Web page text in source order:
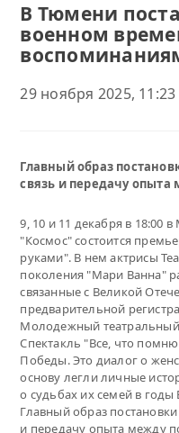
В Тюмени
военном
29 ноября 2025, 11:23
Главный образ
связь и передачу
9, 10 и 11 декабря в 18:00
"Космос" состоится
руками". В нем актрисы
поколения "Мари Ванна"
связанные с Великой
предварительной
Молодежный театральный
Спектакль "Все, что
Победы. Это диалог о
основу легли личные
о судьбах их семей в
Главный образ
и передачу опыта между